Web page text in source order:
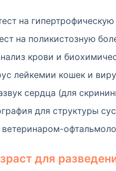
на
на поликистозную
крови и
лейкемии кошек и
сердца (для
для структуры
ветеринаром-
для